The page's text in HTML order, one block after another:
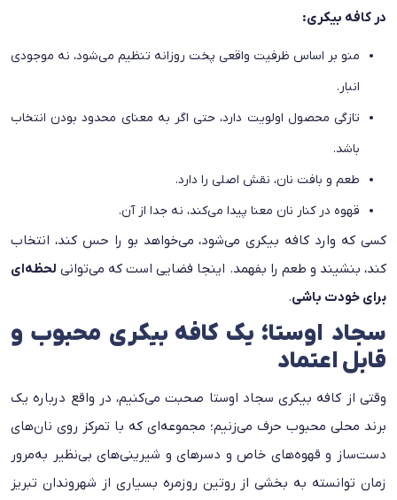
در کافه بیکری:
منو بر اساس ظرفیت واقعی پخت روزانه تنظیم می‌شود، نه موجودی
انبار.
تازگی محصول اولویت دارد، حتی اگر به معنای محدود بودن انتخاب
باشد.
طعم و بافت نان، نقش اصلی را دارد.
قهوه در کنار نان معنا پیدا می‌کند، نه جدا از آن.
کسی که وارد کافه بیکری می‌شود، می‌خواهد بو را حس کند، انتخاب
کند، بنشیند و طعم را بفهمد. اینجا فضایی است که می‌توانی لحظه‌ای
برای خودت باشی.
سجاد اوستا؛ یک کافه بیکری محبوب و
قابل اعتماد
وقتی از کافه بیکری سجاد اوستا صحبت می‌کنیم، در واقع درباره یک
برند محلی محبوب حرف می‌زنیم؛ مجموعه‌ای که با تمرکز روی نان‌های
دست‌ساز و قهوه‌های خاص و دسرهای و شیرینی‌های بی‌نظیر به‌مرور
زمان توانسته به بخشی از روتین روزمره بسیاری از شهروندان تبریز